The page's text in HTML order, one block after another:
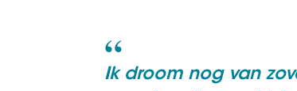
Ik droom nog van